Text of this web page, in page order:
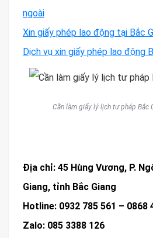
ngoài
Xin giấy phép lao động tại Bắc
Dịch vụ xin giấy phép lao động
Cần làm giấy lý lịch tư pháp Bắc
Địa chỉ: 45 Hùng Vương, P.
Giang, tỉnh Bắc Giang
Hotline: 0932 785 561 – 0868
Zalo: 085 3388 126